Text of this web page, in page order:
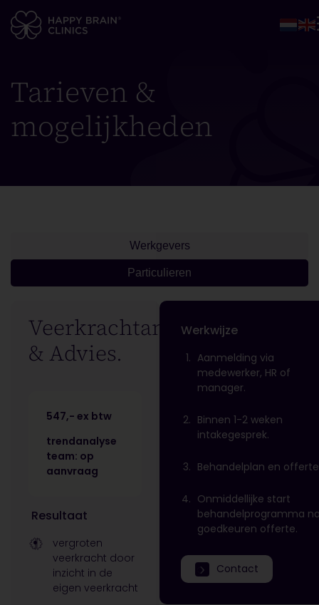
Tarieven &
mogelijkheden
Werkgevers
Particulieren
Veerkrachtanalyse
& Advies.
547,- ex btw
trendanalyse
team: op
aanvraag
Resultaat
vergroten
veerkracht door
inzicht in de
eigen veerkracht
Werkwijze
Aanmelding via
medewerker, HR of
manager.
Binnen 1-2 weken
intakegesprek.
Behandelplan en
Onmiddellijke start
behandelprogramma
goedkeuren offerte.
Contact